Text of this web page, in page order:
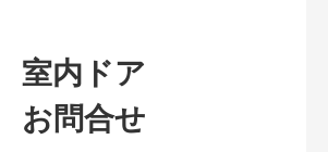
室内ドア
お問合せ